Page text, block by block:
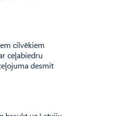
cilvēkiem
ceļabiedru
desmit